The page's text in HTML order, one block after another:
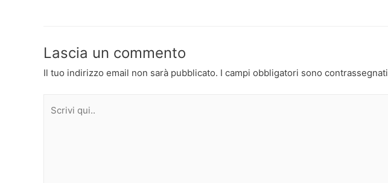
Lascia un commento
Il tuo indirizzo email non sarà pubblicato. I campi obbligatori sono contrassegnati